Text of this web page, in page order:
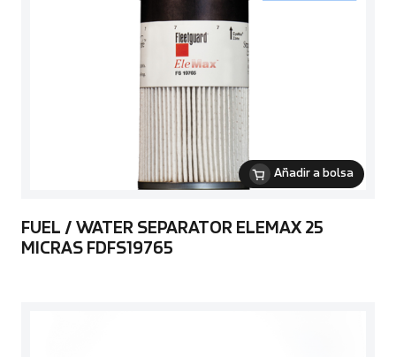
Añadir a bolsa
FUEL / WATER SEPARATOR ELEMAX 25
MICRAS FDFS19765